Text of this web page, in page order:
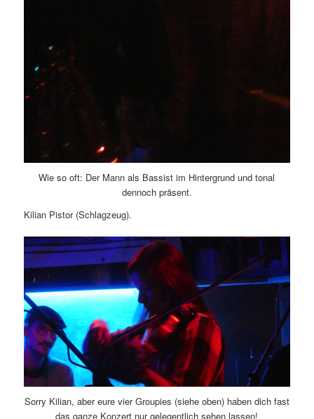
Wie so oft: Der Mann als Bassist im Hintergrund und tonal
dennoch präsent.
Kilian Pistor (Schlagzeug).
Sorry Kilian, aber eure vier Groupies (siehe oben) haben dich fast
das ganze Konzert nur gelegentlich sehen lassen!